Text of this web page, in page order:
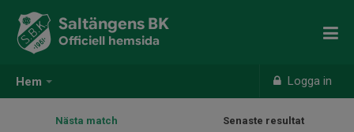
Hem Logga in
Saltängens BK
Officiell hemsida
Nästa match Senaste resultat